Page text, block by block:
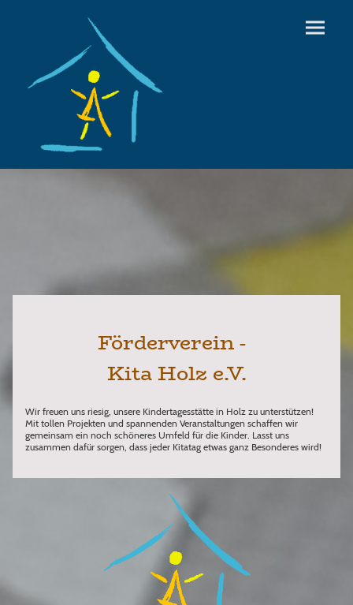
Förderverein -
Kita Holz e.V.
Wir freuen uns riesig, unsere Kindertagesstätte in Holz zu unterstützen!
Mit tollen Projekten und spannenden Veranstaltungen schaffen wir
gemeinsam ein noch schöneres Umfeld für die Kinder. Lasst uns
zusammen dafür sorgen, dass jeder Kitatag etwas ganz Besonderes wird!